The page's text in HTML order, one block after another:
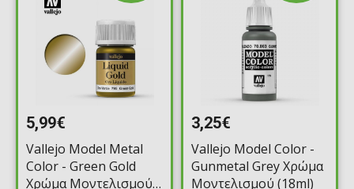
5,99€
Vallejo Model Metal
Color - Green Gold
Χρώμα Μοντελισμού
3,25€
Vallejo Model Color -
Gunmetal Grey Χρώμα
Μοντελισμού (18ml)